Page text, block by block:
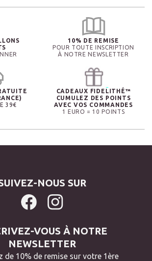
10% DE REMISE
POUR TOUTE INSCRIPTION
À NOTRE NEWSLETTER
39€
CADEAUX FIDELITHÉ™
CUMULEZ DES POINTS
AVEC VOS COMMANDES
1 EURO = 10 POINTS
NOUS SUR
VOUS À NOTRE
NEWSLETTER
de 10% de remise sur votre 1ère